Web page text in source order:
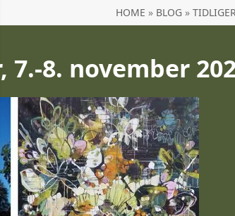
HOME » BLOG»
7.-8. november